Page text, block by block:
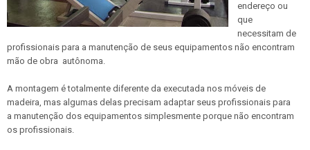
endereço ou
que
necessitam de
profissionais para a manutenção de seus equipamentos não encontram
mão de obra autônoma.
A montagem é totalmente diferente da executada nos móveis de
madeira, mas algumas delas precisam adaptar seus profissionais para
a manutenção dos equipamentos simplesmente porque não encontram
os profissionais.